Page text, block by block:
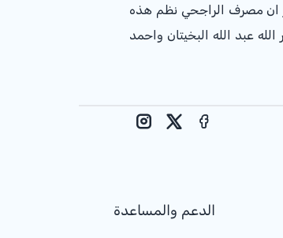
ان مصرف الراجحي نظم هذه
عبد الله البخيتان واحمد
Facebook
X
Instagram
الدعم والمساعدة